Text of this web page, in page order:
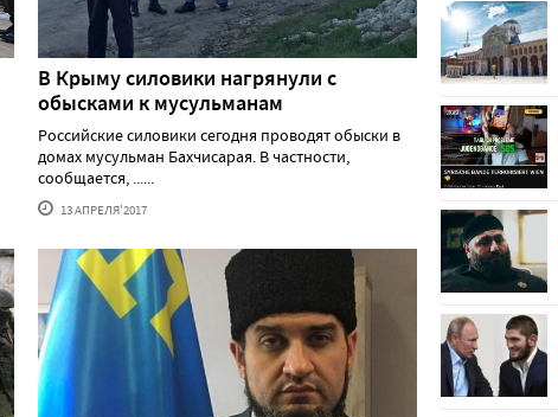
В Крыму силовики нагрянули с
обысками к мусульманам
Российские силовики сегодня проводят обыски в
домах мусульман Бахчисарая. В частности,
сообщается, ......
13 АПРЕЛЯ'2017